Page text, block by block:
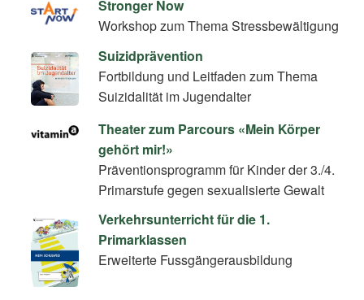
Stronger Now
Workshop zum Thema Stressbewältigung
Suizidprävention
Fortbildung und Leitfaden zum Thema
Suizidalität im Jugendalter
Theater zum Parcours «Mein Körper
gehört mir!»
Präventionsprogramm für Kinder der 3./4.
Primarstufe gegen sexualisierte Gewalt
Verkehrsunterricht für die 1.
Primarklassen
Erweiterte Fussgängerausbildung